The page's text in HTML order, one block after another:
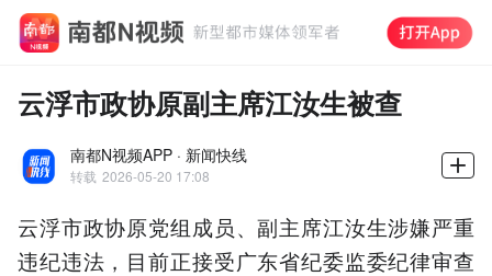
云浮市政协原副主席江汝生被查
南都N视频APP · 新闻快线
转载 2026-05-20 17:08
云浮市政协原党组成员、副主席江汝生涉嫌严重
违纪违法，目前正接受广东省纪委监委纪律审查